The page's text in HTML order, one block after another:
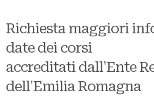
Richiesta maggiori
date dei corsi
accreditati dall'Ente
dell'Emilia Romagna